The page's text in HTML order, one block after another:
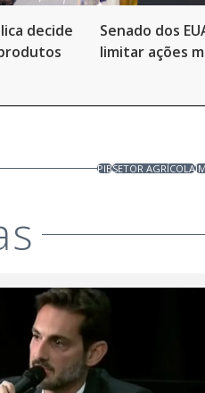
decide
Senado dos
limitar ações
PIBSETOR AGRÍCOLA